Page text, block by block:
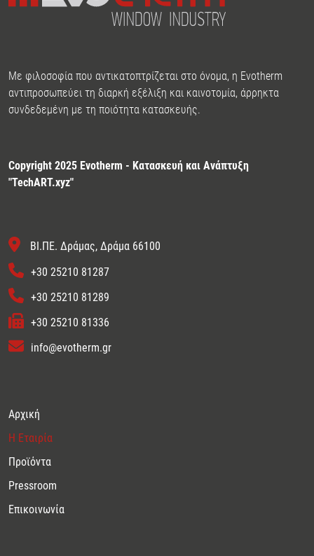
Με φιλοσοφία που αντικατοπτρίζεται στο όνομα, η Evotherm
αντιπροσωπεύει τη διαρκή εξέλιξη και καινοτομία, άρρηκτα
συνδεδεμένη με τη ποιότητα κατασκευής.
Copyright 2025 Evotherm - Κατασκευή και Ανάπτυξη
"TechART.xyz"
ΒΙ.ΠΕ. Δράμας, Δράμα 66100
+30 25210 81287
+30 25210 81289
+30 25210 81336
info@evotherm.gr
Αρχική
Η Εταιρία
Προϊόντα
Pressroom
Επικοινωνία